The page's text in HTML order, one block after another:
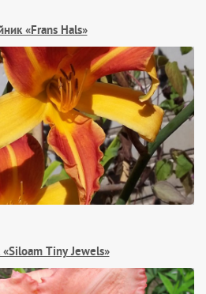
«Frans Hals»
Tiny Jewels»